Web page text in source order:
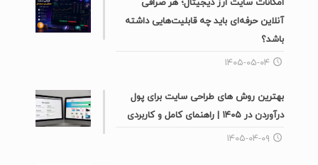
امکانات سایت ارز دیجیتال؛ هر صرافی
آنلاین حرفه‌ای باید چه قابلیت‌هایی داشته
باشد؟
۱۴۰۵-۰۵-۰۴
بهترین روش های طراحی سایت برای پول
درآوردن در ۱۴۰۵ | راهنمای کامل و کاربردی
۱۴۰۵-۰۴-۰۹